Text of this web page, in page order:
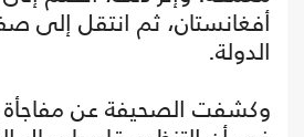
أفغانستان، ثم انتقل إلى
الدولة.
وكشفت الصحيفة عن مفاجأة